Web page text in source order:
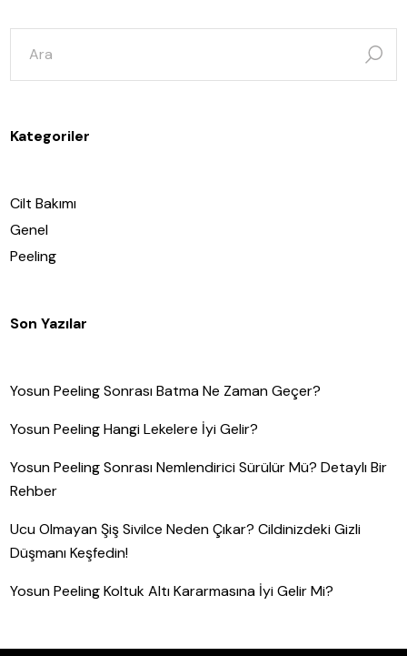
şunun
ara:
Kategoriler
Cilt Bakımı
Genel
Peeling
Son Yazılar
Yosun Peeling Sonrası Batma Ne Zaman Geçer?
Yosun Peeling Hangi Lekelere İyi Gelir?
Yosun Peeling Sonrası Nemlendirici Sürülür Mü? Detaylı Bir
Rehber
Ucu Olmayan Şiş Sivilce Neden Çıkar? Cildinizdeki Gizli
Düşmanı Keşfedin!
Yosun Peeling Koltuk Altı Kararmasına İyi Gelir Mi?